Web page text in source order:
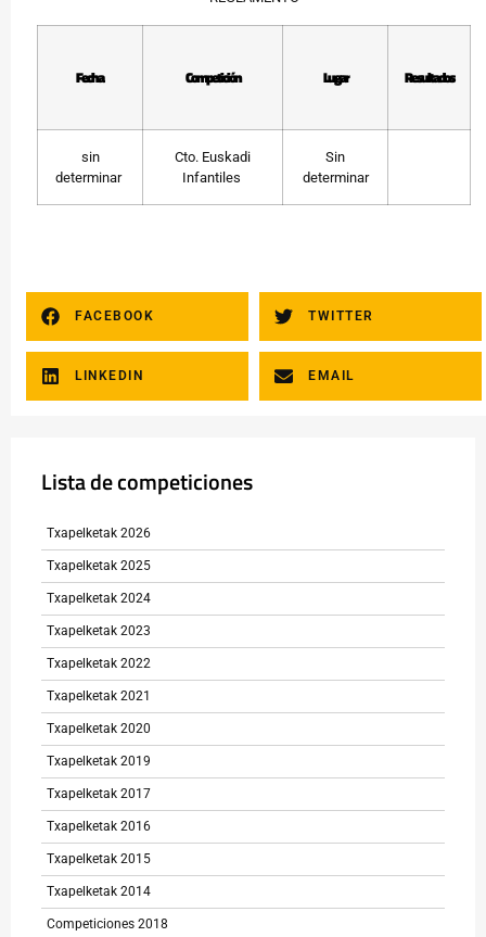
Fecha Competición Lugar Resultados
sin
determinar
Cto. Euskadi
Infantiles
Sin
determinar
FACEBOOK TWITTER
LINKEDIN EMAIL
Lista de competiciones
Txapelketak 2026
Txapelketak 2025
Txapelketak 2024
Txapelketak 2023
Txapelketak 2022
Txapelketak 2021
Txapelketak 2020
Txapelketak 2019
Txapelketak 2017
Txapelketak 2016
Txapelketak 2015
Txapelketak 2014
Competiciones 2018